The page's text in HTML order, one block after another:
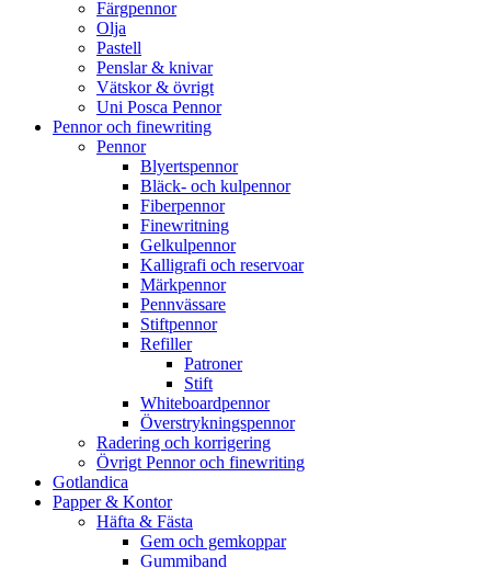
Färgpennor
Olja
Pastell
Penslar & knivar
Vätskor & övrigt
Uni Posca Pennor
Pennor och finewriting
Pennor
Blyertspennor
Bläck- och kulpennor
Fiberpennor
Finewritning
Gelkulpennor
Kalligrafi och reservoar
Märkpennor
Pennvässare
Stiftpennor
Refiller
Patroner
Stift
Whiteboardpennor
Överstrykningspennor
Radering och korrigering
Övrigt Pennor och finewriting
Gotlandica
Papper & Kontor
Häfta & Fästa
Gem och gemkoppar
Gummiband